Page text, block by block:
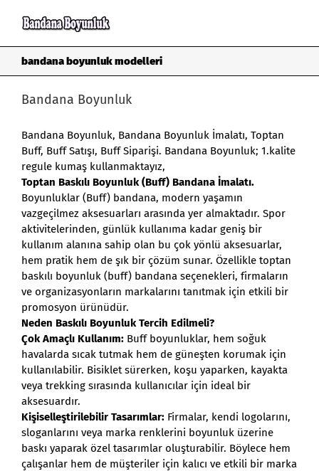
bandana boyunluk modelleri
Bandana Boyunluk
Bandana Boyunluk, Bandana Boyunluk İmalatı, Toptan
Buff, Buff Satışı, Buff Siparişi. Bandana Boyunluk; 1.kalite
regule kumaş kullanmaktayız,
Toptan Baskılı Boyunluk (Buff) Bandana İmalatı.
Boyunluklar (Buff) bandana, modern yaşamın
vazgeçilmez aksesuarları arasında yer almaktadır. Spor
aktivitelerinden, günlük kullanıma kadar geniş bir
kullanım alanına sahip olan bu çok yönlü aksesuarlar,
hem pratik hem de şık bir çözüm sunar. Özellikle toptan
baskılı boyunluk (buff) bandana seçenekleri, firmaların
ve organizasyonların markalarını tanıtmak için etkili bir
promosyon ürünüdür.
Neden Baskılı Boyunluk Tercih Edilmeli?
Çok Amaçlı Kullanım: Buff boyunluklar, hem soğuk
havalarda sıcak tutmak hem de güneşten korumak için
kullanılabilir. Bisiklet sürerken, koşu yaparken, kayakta
veya trekking sırasında kullanıcılar için ideal bir
aksesuardır.
Kişiselleştirilebilir Tasarımlar: Firmalar, kendi logolarını,
sloganlarını veya marka renklerini boyunluk üzerine
baskı yaparak özel tasarımlar oluşturabilir. Böylece hem
çalışanlar hem de müşteriler için kalıcı ve etkili bir marka